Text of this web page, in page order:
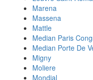
Marena
Massena
Mattle
Median Paris
Median Porte De
Migny
Moliere
Mondial